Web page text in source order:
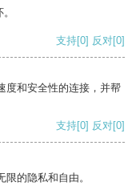
支持[0] 反对[0]
度和安全性的连接，并帮
支持[0] 反对[0]
的隐私和自由。